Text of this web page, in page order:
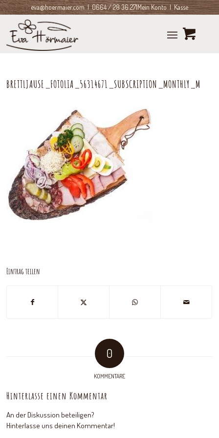
eva@hoermaier.com| 0664 / 28 36 271Mein Konto|Kasse
BRETTLJAUSE_FOTOLIA_56314671_SUBSCRIPTION_MONTHLY_M
Eintrag teilen
0
KOMMENTARE
Hinterlasse einen Kommentar
An der Diskussion beteiligen?
Hinterlasse uns deinen Kommentar!